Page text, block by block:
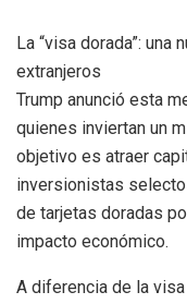
La “visa dorada”:
extranjeros
Trump anunció esta
quienes inviertan un
objetivo es atraer
inversionistas
de tarjetas doradas
impacto económico.
A diferencia de la